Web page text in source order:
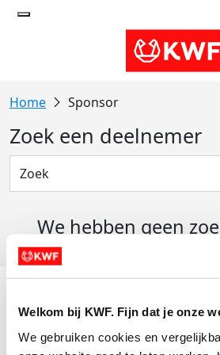
Welkom bij KWF. Fijn dat je onze
We gebruiken cookies en
Sponsor
Zoek een deelnemer
We hebben geen
Actiematerialen
Evenementen